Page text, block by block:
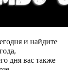
и найдите
дня вас также